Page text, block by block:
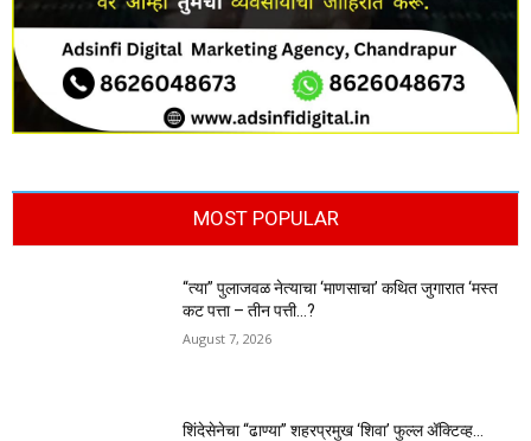
MOST POPULAR
“त्या” पुलाजवळ नेत्याचा ‘माणसाचा’ कथित जुगारात ‘मस्त
कट पत्ता – तीन पत्ती…?
August 7, 2026
शिंदेसेनेचा “ढाण्या” शहरप्रमुख ‘शिवा’ फुल्ल ॲक्टिव्ह…